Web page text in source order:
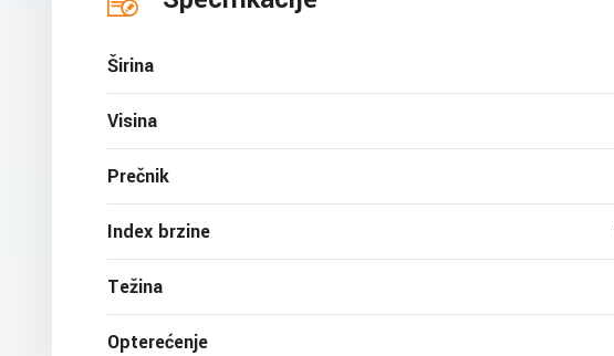
Širina
Visina
Prečnik
Index brzine
Težina
Opterećenje